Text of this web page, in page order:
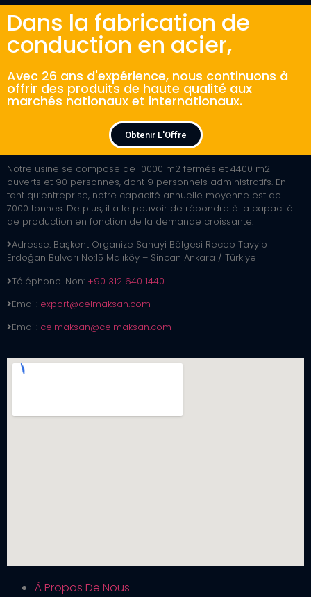
Dans la fabrication de
conduction en acier, ​
Avec 26 ans d'expérience, nous continuons à
offrir des produits de haute qualité aux
marchés nationaux et internationaux.
Obtenir L'Offre
Notre usine se compose de 10000 m2 fermés et 4400 m2
ouverts et 90 personnes, dont 9 personnels administratifs. En
tant qu’entreprise, notre capacité annuelle moyenne est de
7000 tonnes. De plus, il a le pouvoir de répondre à la capacité
de production en fonction de la demande croissante.
Adresse: Başkent Organize Sanayi Bölgesi Recep Tayyip
Erdoğan Bulvarı No:15 Malıköy – Sincan Ankara / Türkiye
Téléphone. Non: +90 312 640 1440
Email: export@celmaksan.com
Email: celmaksan@celmaksan.com
À Propos De Nous